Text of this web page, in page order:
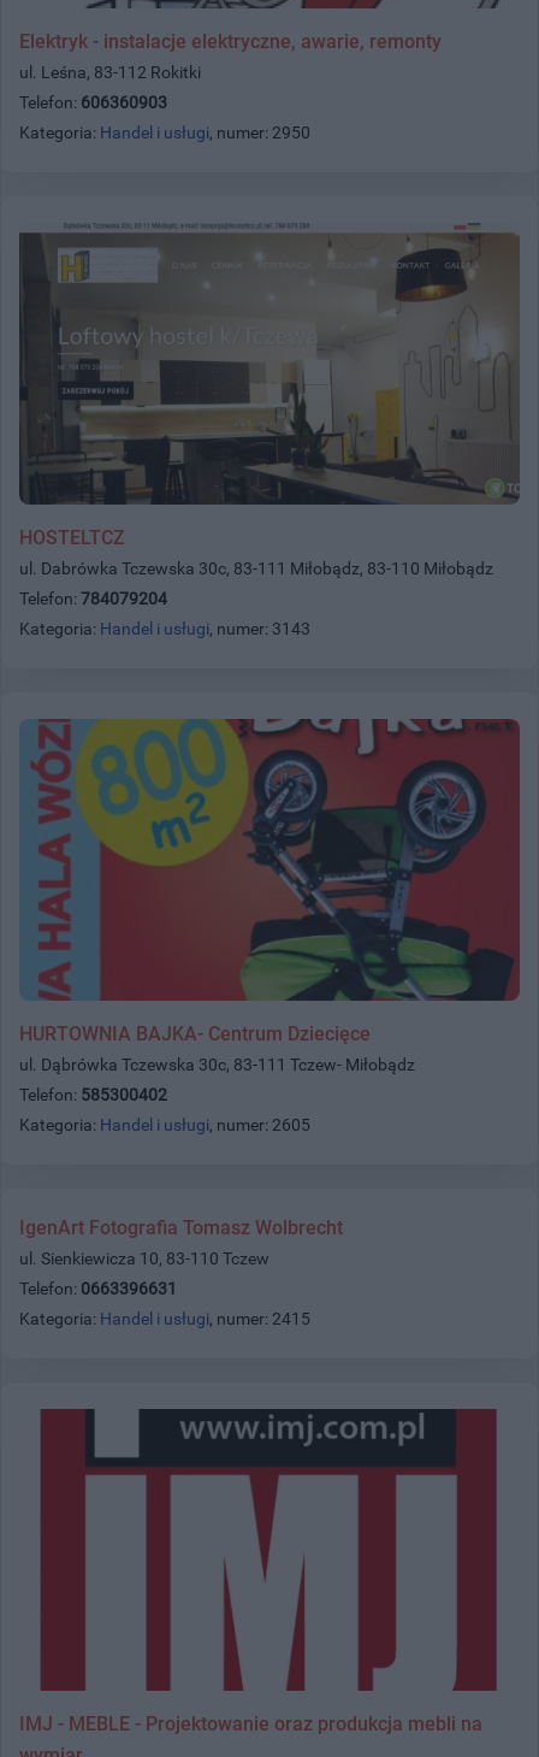
Elektryk - instalacje elektryczne, awarie, remonty
ul. Leśna, 83-112 Rokitki
Telefon: 606360903
Kategoria: Handel i usługi, numer: 2950
HOSTELTCZ
ul. Dabrówka Tczewska 30c, 83-111 Miłobądz, 83-110 Miłobądz
Telefon: 784079204
Kategoria: Handel i usługi, numer: 3143
HURTOWNIA BAJKA- Centrum Dziecięce
ul. Dąbrówka Tczewska 30c, 83-111 Tczew- Miłobądz
Telefon: 585300402
Kategoria: Handel i usługi, numer: 2605
IgenArt Fotografia Tomasz Wolbrecht
ul. Sienkiewicza 10, 83-110 Tczew
Telefon: 0663396631
Kategoria: Handel i usługi, numer: 2415
IMJ - MEBLE - Projektowanie oraz produkcja mebli na